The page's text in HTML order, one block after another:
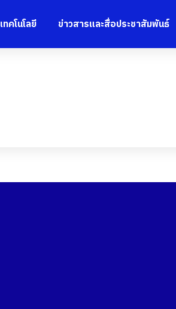
เทคโนโลยี ข่าวสารและสื่อประชาสัมพันธ์